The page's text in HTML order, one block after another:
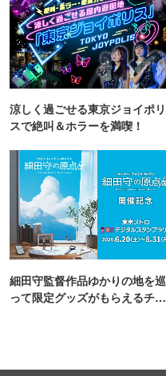
涼しく過ごせる東京ジョイポリ
スで絶叫＆ホラーを満喫！
細田守監督作品ゆかりの地を巡
って限定グッズがもらえるチャ